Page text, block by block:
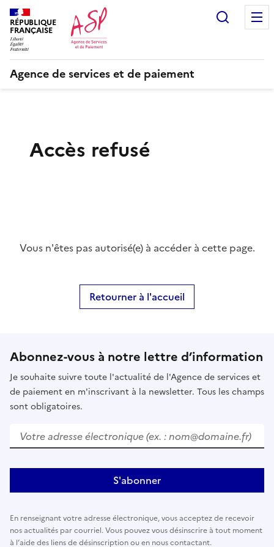
RÉPUBLIQUE
FRANÇAISE
Agence de services et de paiement
Accès refusé
Vous n'êtes pas autorisé(e) à accéder à cette page.
Retourner à l'accueil
Abonnez-vous à notre lettre d’information
Je souhaite suivre toute l'actualité de l'Agence de services et
de paiement en m'inscrivant à la newsletter. Tous les champs
sont obligatoires.
Votre adresse électronique (ex. : nom@domaine.fr)
S'abonner
En renseignant votre adresse électronique, vous acceptez de recevoir
nos actualités par courriel. Vous pouvez vous désinscrire à tout moment
à l’aide des liens de désinscription ou en nous contactant.